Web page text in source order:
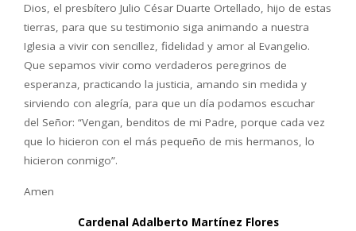
Dios, el presbítero Julio César Duarte Ortellado, hijo de estas
tierras, para que su testimonio siga animando a nuestra
Iglesia a vivir con sencillez, fidelidad y amor al Evangelio.
Que sepamos vivir como verdaderos peregrinos de
esperanza, practicando la justicia, amando sin medida y
sirviendo con alegría, para que un día podamos escuchar
del Señor: “Vengan, benditos de mi Padre, porque cada vez
que lo hicieron con el más pequeño de mis hermanos, lo
hicieron conmigo”.
Amen
Cardenal Adalberto Martínez Flores